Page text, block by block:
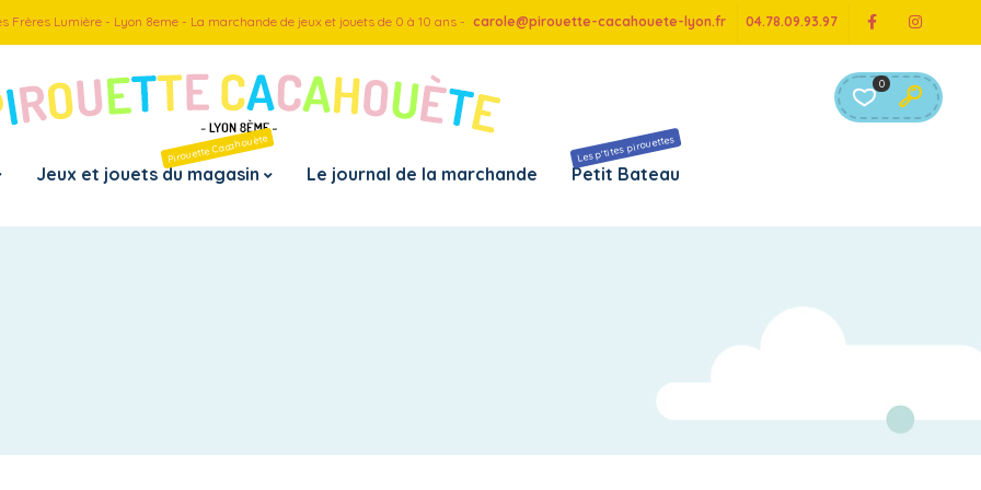
Frères Lumière - Lyon 8eme - La marchande de jeux et jouets de 0 à 10 ans - carole@pirouette-cacahouete-lyon.fr 04.78.09.93.97
0
Jeux et jouets du magasin
Pirouette Cacahouète
– B toys
– Brio
Le journal de la marchande Petit Bateau
Les p'tites pirouettes